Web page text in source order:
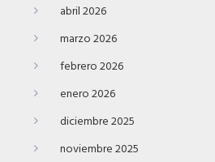
abril 2026
marzo 2026
febrero 2026
enero 2026
diciembre 2025
noviembre 2025